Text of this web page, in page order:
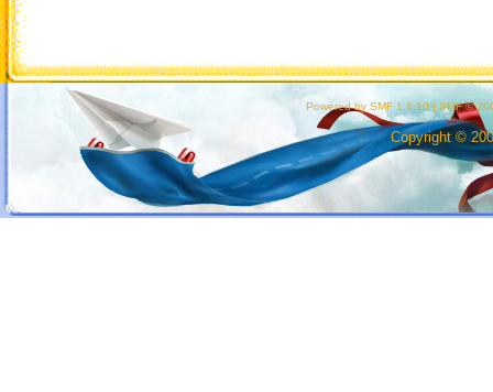
Powered by SMF 1.1.10 | SMF ©
Copyright ©